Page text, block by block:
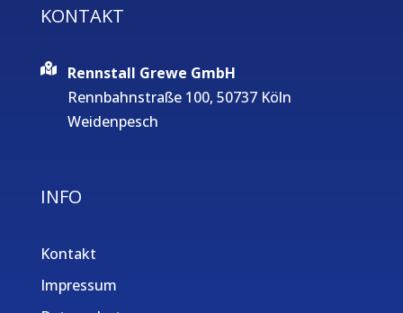
KONTAKT
Rennstall Grewe GmbH
Rennbahnstraße 100, 50737 Köln
Weidenpesch
INFO
Kontakt
Impressum